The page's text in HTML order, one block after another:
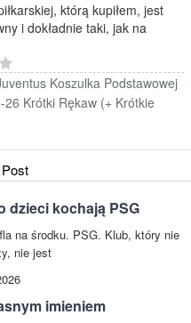
którą kupiłem, jest
i dokładnie taki, jak na
Koszulka Podstawowej
Krótki Rękaw (+ Krótkie
dzieci kochają PSG
na środku. PSG. Klub, który nie
nie jest
imieniem